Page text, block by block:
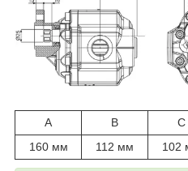
A B C
160 мм
112 мм 102